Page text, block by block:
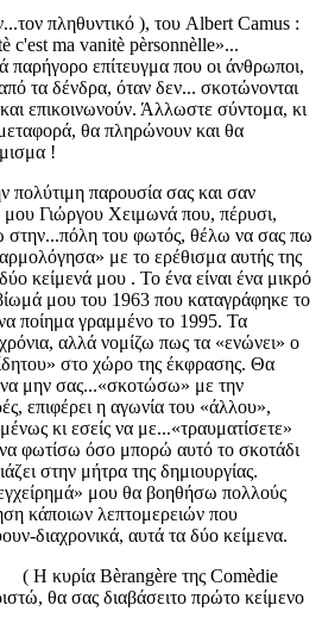
πληθυντικό ), του Albert Camus :
c'est ma vanitè pèrsonnèlle»...
παρήγορο επίτευγμα που οι άνθρωποι,
τα δένδρα, όταν δεν... σκοτώνονται
επικοινωνούν. Άλλωστε σύντομα, κι
μεταφορά, θα πληρώνουν και θα
!
πολύτιμη παρουσία σας και σαν
μου Γιώργου Χειμωνά που, πέρυσι,
στην...πόλη του φωτός, θέλω να σας πω
με το ερέθισμα αυτής της
κείμενά μου . Το ένα είναι ένα μικρό
μου του 1963 που καταγράφηκε το
ποίημα γραμμένο το 1995. Τα
αλλά νομίζω πως τα «ενώνει» ο
στο χώρο της έκφρασης. Θα
μην σας...«σκοτώσω» με την
επιφέρει η αγωνία του «άλλου»,
κι εσείς να με...«τραυματίσετε»
φωτίσω όσο μπορώ αυτό το σκοτάδι
στην μήτρα της δημιουργίας.
μου θα βοηθήσω πολλούς
κάποιων λεπτομερειών που
διαχρονικά, αυτά τα δύο κείμενα.
της Comèdie
θα σας διαβάσειτο πρώτο κείμενο